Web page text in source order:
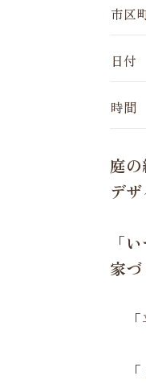
市区
日付
時間
庭
デ
「
家
「
「